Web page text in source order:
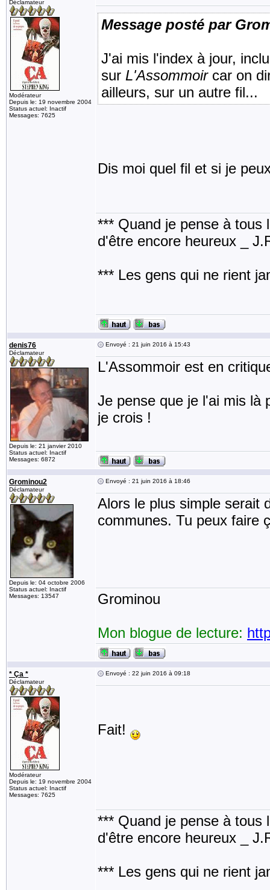
Déclamateur
Modérateur
Depuis le: 19 novembre 2004
Status actuel: Inactif
Messages: 7625
Message posté par
J'ai mis l'index à jour,
sur L'Assommoircar on
ailleurs, sur un autre fil...
Dis moi quel fil et si je
*** Quand je pense à tous
d'être encore heureux _
*** Les gens qui ne rient
denis76
Déclamateur
Depuis le: 21 janvier 2010
Status actuel: Inactif
Messages: 6872
Envoyé : 21 juin 2016 à 15:43
L'Assommoir est en
Je pense que je l'ai mis là
je crois !
Grominou2
Déclamateur
Depuis le: 04 octobre 2006
Status actuel: Inactif
Messages: 13547
Envoyé : 21 juin 2016 à 18:46
Alors le plus simple serait
communes. Tu peux faire
Grominou
Mon blogue de lecture:
* Ça *
Déclamateur
Modérateur
Depuis le: 19 novembre 2004
Status actuel: Inactif
Messages: 7625
Envoyé : 22 juin 2016 à 09:18
Fait!
*** Quand je pense à tous
d'être encore heureux _
*** Les gens qui ne rient